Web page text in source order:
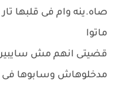
صاه.ينه وام فى قلبها تار
ماتوا
قضيتى انهم مش
مدخلوهاش وسابوها فى